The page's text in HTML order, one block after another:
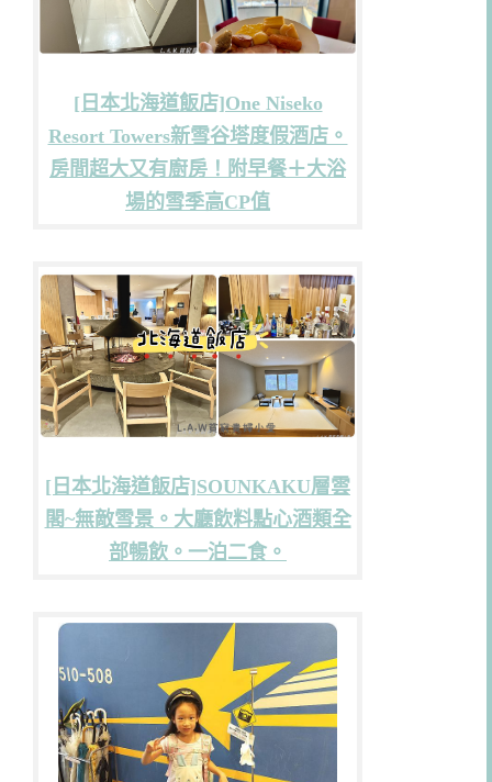
[日本北海道飯店]One Niseko
Resort Towers新雪谷塔度假酒店。
房間超大又有廚房！附早餐＋大浴
場的雪季高CP值
[日本北海道飯店]SOUNKAKU層雲
閣~無敵雪景。大廳飲料點心酒類全
部暢飲。一泊二食。